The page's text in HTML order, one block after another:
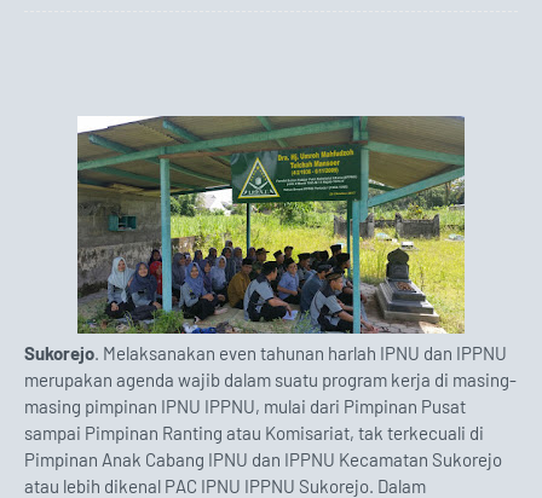
Sukorejo. Melaksanakan even tahunan harlah IPNU dan IPPNU
merupakan agenda wajib dalam suatu program kerja di masing-
masing pimpinan IPNU IPPNU, mulai dari Pimpinan Pusat
sampai Pimpinan Ranting atau Komisariat, tak terkecuali di
Pimpinan Anak Cabang IPNU dan IPPNU Kecamatan Sukorejo
atau lebih dikenal PAC IPNU IPPNU Sukorejo. Dalam